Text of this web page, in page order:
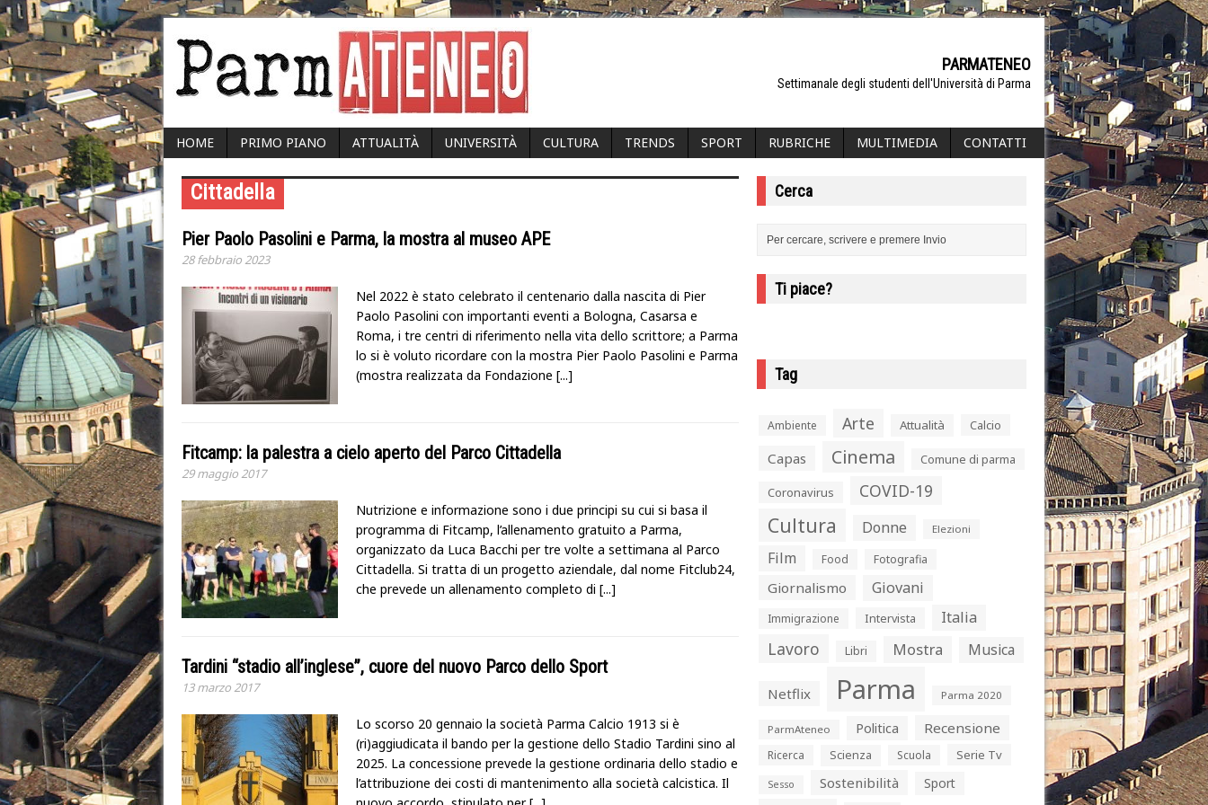
PARMATENEO
Settimanale degli studenti dell'Università di Parma
HOME PRIMO PIANO ATTUALITÀ UNIVERSITÀ CULTURA TRENDS SPORT RUBRICHE MULTIMEDIA CONTATTI
Cittadella
Pier Paolo Pasolini e Parma, la mostra al museo APE
28 febbraio 2023
Nel 2022 è stato celebrato il centenario dalla nascita di Pier
Paolo Pasolini con importanti eventi a Bologna, Casarsa e
Roma, i tre centri di riferimento nella vita dello scrittore; a Parma
lo si è voluto ricordare con la mostra Pier Paolo Pasolini e Parma
(mostra realizzata da Fondazione [...]
Fitcamp: la palestra a cielo aperto del Parco Cittadella
29 maggio 2017
Nutrizione e informazione sono i due principi su cui si basa il
programma di Fitcamp, l’allenamento gratuito a Parma,
organizzato da Luca Bacchi per tre volte a settimana al Parco
Cittadella. Si tratta di un progetto aziendale, dal nome Fitclub24,
che prevede un allenamento completo di [...]
Tardini “stadio all’inglese”, cuore del nuovo Parco dello Sport
13 marzo 2017
Lo scorso 20 gennaio la società Parma Calcio 1913 si è
(ri)aggiudicata il bando per la gestione dello Stadio Tardini sino al
2025. La concessione prevede la gestione ordinaria dello stadio e
l’attribuzione dei costi di mantenimento alla società calcistica. Il
Cerca
Ti piace?
Tag
Ambiente Arte Attualità Calcio
Capas Cinema Comune di parma
Coronavirus COVID-19
Cultura Donne Elezioni
Film Food Fotografia
Giornalismo Giovani
Immigrazione Intervista Italia
Lavoro Libri Mostra Musica
Netflix Parma Parma 2020
ParmAteneo Politica Recensione
Ricerca Scienza Scuola Serie Tv
Sesso Sostenibilità Sport